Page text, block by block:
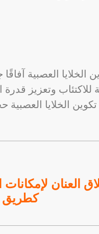
الخلايا العصبية
للاكتئاب وتعزيز
العنان لإمكانات
كطريق